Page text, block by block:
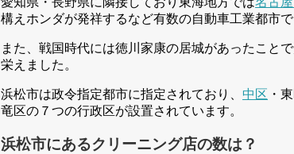
構えホンダが発祥するなど有数の自動車工業都市で
また、戦国時代には徳川家康の居城があったこと
栄えました。
浜松市は政令指定都市に指定されており、 中区 ・
竜区の７つの行政区が設置されています。
浜松市にあるクリーニング店の数は？